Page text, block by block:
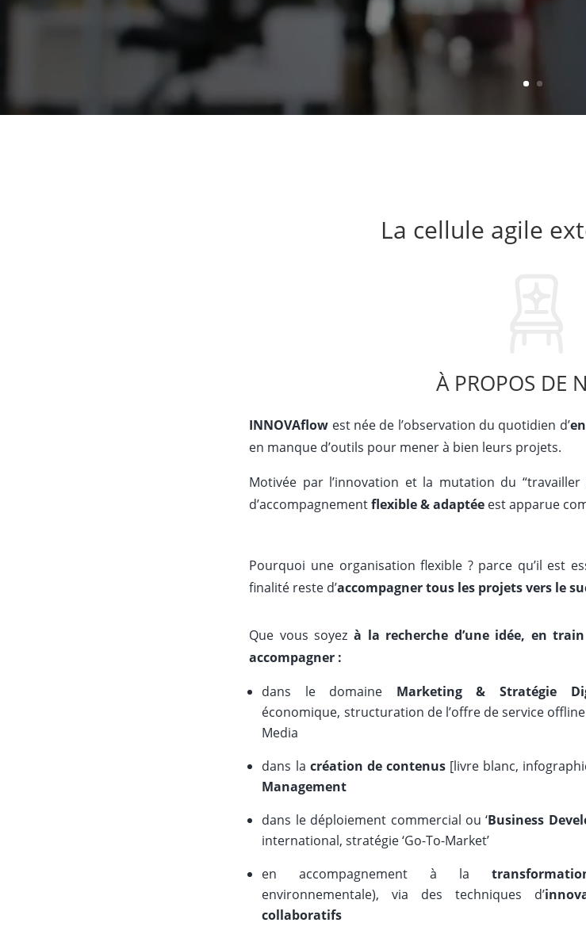
La cellule agile
À PROPOS DE
INNOVAflow est née de l’observation du quotidien d’
en manque d’outils pour mener à bien leurs projets.
Motivée par l’innovation et la mutation du “travailler
d’accompagnementflexible & adaptée est apparue
Pourquoi une organisation flexible ? parce qu’il est
finalité reste d’accompagner tous les projets vers le
Que vous soyez à la recherche d’une idée, en
accompagner :
dans le domaine Marketing & Stratégie
économique, structuration de l’offre de service
Media
dans la création de contenus[livre blanc,
Management
dans le déploiement commercial ou ‘Business
international, stratégie ‘Go-To-Market’
en accompagnement à la
environnementale), via des techniques d’
collaboratifs